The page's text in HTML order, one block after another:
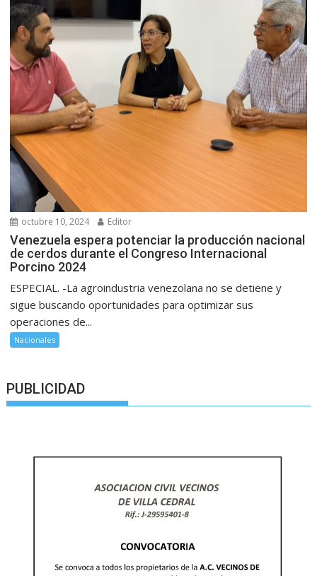
octubre 10, 2024 Editor
Venezuela espera potenciar la producción nacional
de cerdos durante el Congreso Internacional
Porcino 2024
ESPECIAL. -La agroindustria venezolana no se detiene y
sigue buscando oportunidades para optimizar sus
operaciones de...
Nacionales
PUBLICIDAD